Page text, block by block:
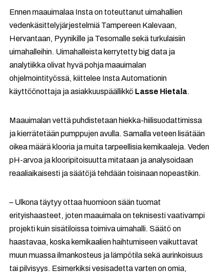
Ennen maauimalaa Insta on toteuttanut uimahallien
vedenkäsittelyjärjestelmiä Tampereen Kalevaan,
Hervantaan, Pyynikille ja Tesomalle sekä turkulaisiin
uimahalleihin. Uimahalleista kerrytetty big data ja
analytiikka olivat hyvä pohja maauimalan
ohjelmointityössä, kiittelee Insta Automationin
käyttöönottaja ja asiakkuuspäällikkö Lasse Hietala.
Maauimalan vettä puhdistetaan hiekka-hiilisuodattimissa
ja kierrätetään pumppujen avulla. Samalla veteen lisätään
oikea määrä klooria ja muita tarpeellisia kemikaaleja. Veden
pH-arvoa ja klooripitoisuutta mitataan ja analysoidaan
reaaliaikaisesti ja säätöjä tehdään toisinaan nopeastikin.
– Ulkona täytyy ottaa huomioon sään tuomat
erityishaasteet, joten maauimala on teknisesti vaativampi
projekti kuin sisätiloissa toimiva uimahalli. Säätö on
haastavaa, koska kemikaalien haihtumiseen vaikuttavat
muun muassa ilmankosteus ja lämpötila sekä aurinkoisuus
tai pilvisyys. Esimerkiksi vesisadetta varten on omia,